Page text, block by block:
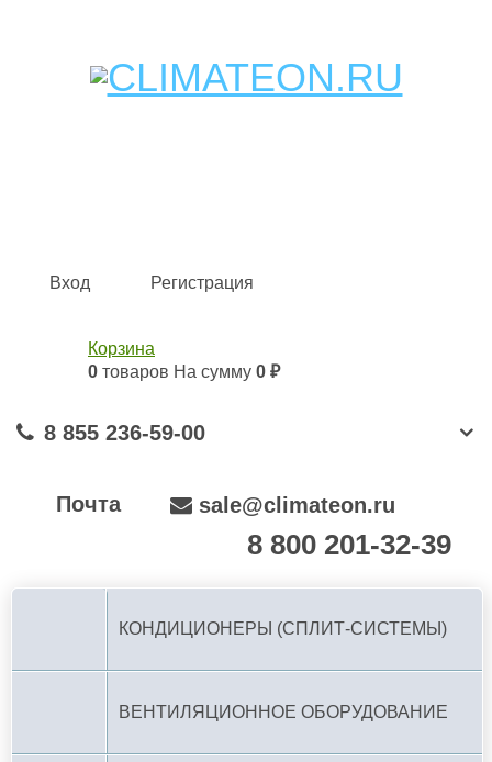
Кондиционеры и сплит-системы, газовые котлы,
Вход Регистрация
Корзина
0 товаров На сумму 0 ₽
8 855 236-59-00
Почта sale@climateon.ru
8 800 201-32-39
КОНДИЦИОНЕРЫ (СПЛИТ-СИСТЕМЫ)
ВЕНТИЛЯЦИОННОЕ ОБОРУДОВАНИЕ